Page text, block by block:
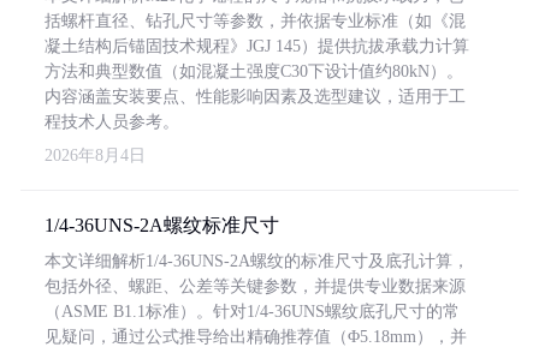
括螺杆直径、钻孔尺寸等参数，并依据专业标准（如《混
凝土结构后锚固技术规程》JGJ 145）提供抗拔承载力计算
方法和典型数值（如混凝土强度C30下设计值约80kN）。
内容涵盖安装要点、性能影响因素及选型建议，适用于工
程技术人员参考。
2026年8月4日
1/4-36UNS-2A螺纹标准尺寸
本文详细解析1/4-36UNS-2A螺纹的标准尺寸及底孔计算，
包括外径、螺距、公差等关键参数，并提供专业数据来源
（ASME B1.1标准）。针对1/4-36UNS螺纹底孔尺寸的常
见疑问，通过公式推导给出精确推荐值（Φ5.18mm），并